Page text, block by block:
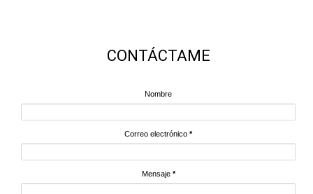
CONTÁCTAME
Nombre
Correo electrónico *
Mensaje *